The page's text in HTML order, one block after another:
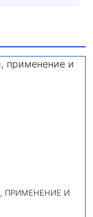
ПРИМЕНЕНИЕ И